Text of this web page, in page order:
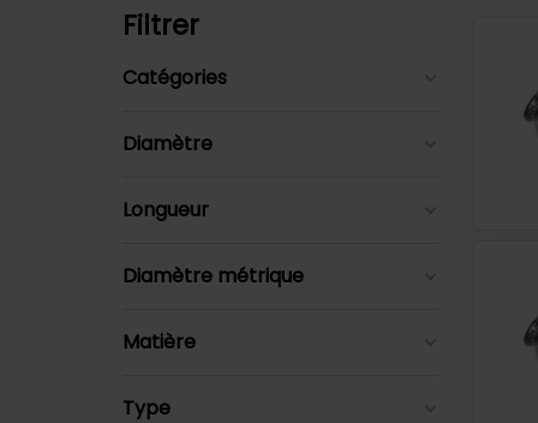
Filtrer
Catégories
Diamètre
Longueur
Diamètre métrique
Matière
Type